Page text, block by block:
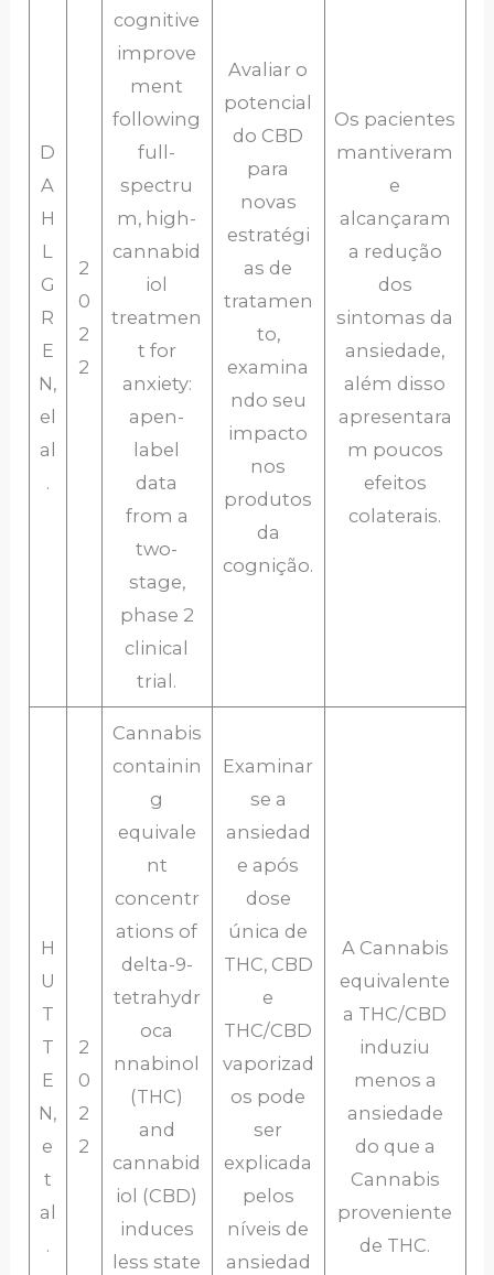
D
A
H
L
G
R
E
N,
el
al
.
2
0
2
2
cognitive
improve
ment
following
full-
spectru
m, high-
cannabid
iol
treatmen
t for
anxiety:
apen-
label
data
from a
two-
stage,
phase 2
clinical
trial.
Avaliar o
potencial
do CBD
para
novas
estratégi
as de
tratamen
to,
examina
ndo seu
impacto
nos
produtos
da
cognição.
Os pacientes
mantiveram
e
alcançaram
a redução
dos
sintomas da
ansiedade,
além disso
apresentara
m poucos
efeitos
colaterais.
H
U
T
T
E
N,
e
t
al
.
2
0
2
2
Cannabis
containin
g
equivale
nt
concentr
ations of
delta-9-
tetrahydr
oca
nnabinol
(THC)
and
cannabid
iol (CBD)
induces
less state
Examinar
se a
ansiedad
e após
dose
única de
THC, CBD
e
THC/CBD
vaporizad
os pode
ser
explicada
pelos
níveis de
ansiedad
A Cannabis
equivalente
a THC/CBD
induziu
menos a
ansiedade
do que a
Cannabis
proveniente
de THC.